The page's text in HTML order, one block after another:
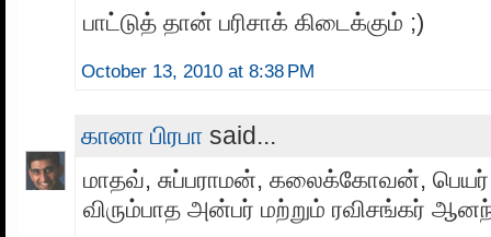
பாட்டுத் தான் பரிசாக் கிடைக்கும் ;)
October 13, 2010 at 8:38 PM
கானா பிரபா said...
மாதவ், சுப்பராமன், கலைக்கோவன், பெயர்
விரும்பாத அன்பர் மற்றும் ரவிசங்கர்